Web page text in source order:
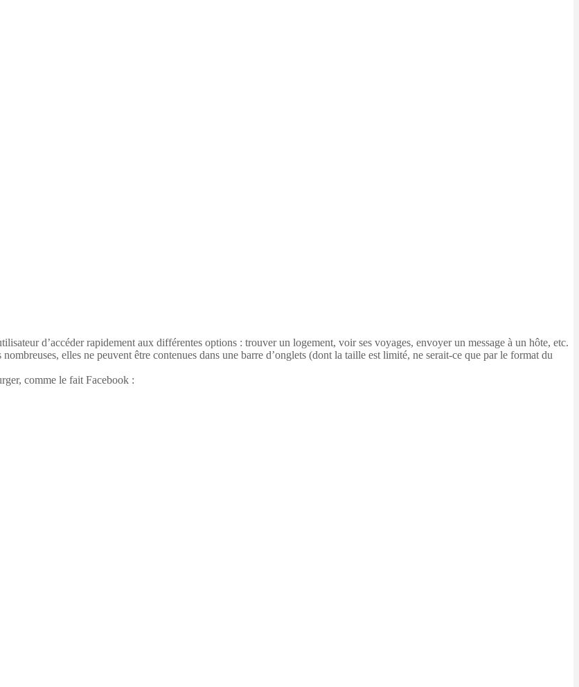
d’accéder rapidement aux différentes options : trouver un logement, voir ses voyages, envoyer un message à un hôte, etc.
elles ne peuvent être contenues dans une barre d’onglets (dont la taille est limité, ne serait-ce que par le format du
comme le fait Facebook :